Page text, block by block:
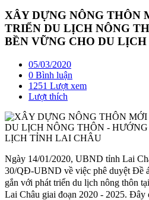
XÂY DỰNG NÔNG THÔN
TRIỂN DU LỊCH NÔNG
BỀN VỮNG CHO DU
05/03/2020
0 Bình luận
1251 Lượt xem
Lượt thích
Ngày 14/01/2020, UBND tỉnh Lai
30/QĐ-UBND về việc phê duyệt Đề
gắn với phát triển du lịch nông thôn
Lai Châu giai đoạn 2020 - 2025. Đây